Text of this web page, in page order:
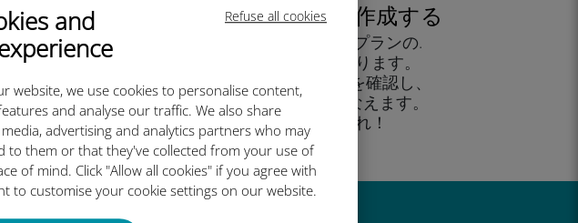
Refuse all cookies
and
website, we use cookies to personalise content,
and analyse our traffic. We also share
advertising and analytics partners who may
them or that they've collected from your use of
of mind. Click "Allow all cookies" if you agree with
to customise your cookie settings on our website.
込む
ラン
、
ールしま
！
アカウントを作成する
すると、データプランの.
使用が可能となります。
外出先 から残高を確認し、
追加購入がおこなえます。
お楽しみあれ！